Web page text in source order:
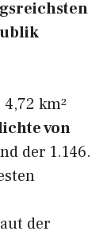
km²
von
der 1.146.
der